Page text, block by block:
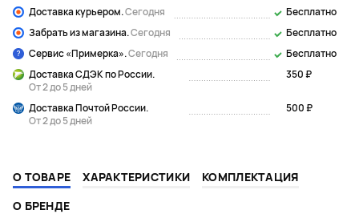
Доставка курьером.Сегодня
Бесплатно
Забрать из магазина.Сегодня
Бесплатно
Сервис «Примерка».Сегодня
Бесплатно
Доставка СДЭК по России.
От 2 до 5 дней
350 ₽
Доставка Почтой России.
От 2 до 5 дней
500 ₽
О ТОВАРЕ ХАРАКТЕРИСТИКИ
КОМПЛЕКТАЦИЯ
О БРЕНДЕ